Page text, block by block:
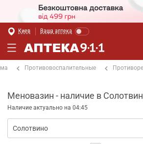
Киев Ваша аптека
Противовоспалительные
Меновазин - наличие в
Наличие актуально на 04:45